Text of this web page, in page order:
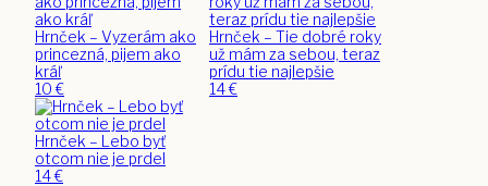
Hrnček – Vyzerám ako
princezná, pijem ako
kráľ
10€
Hrnček – Tie dobré roky
už mám za sebou, teraz
prídu tie najlepšie
14€
Hrnček – Lebo byť
otcom nie je prdel
14€